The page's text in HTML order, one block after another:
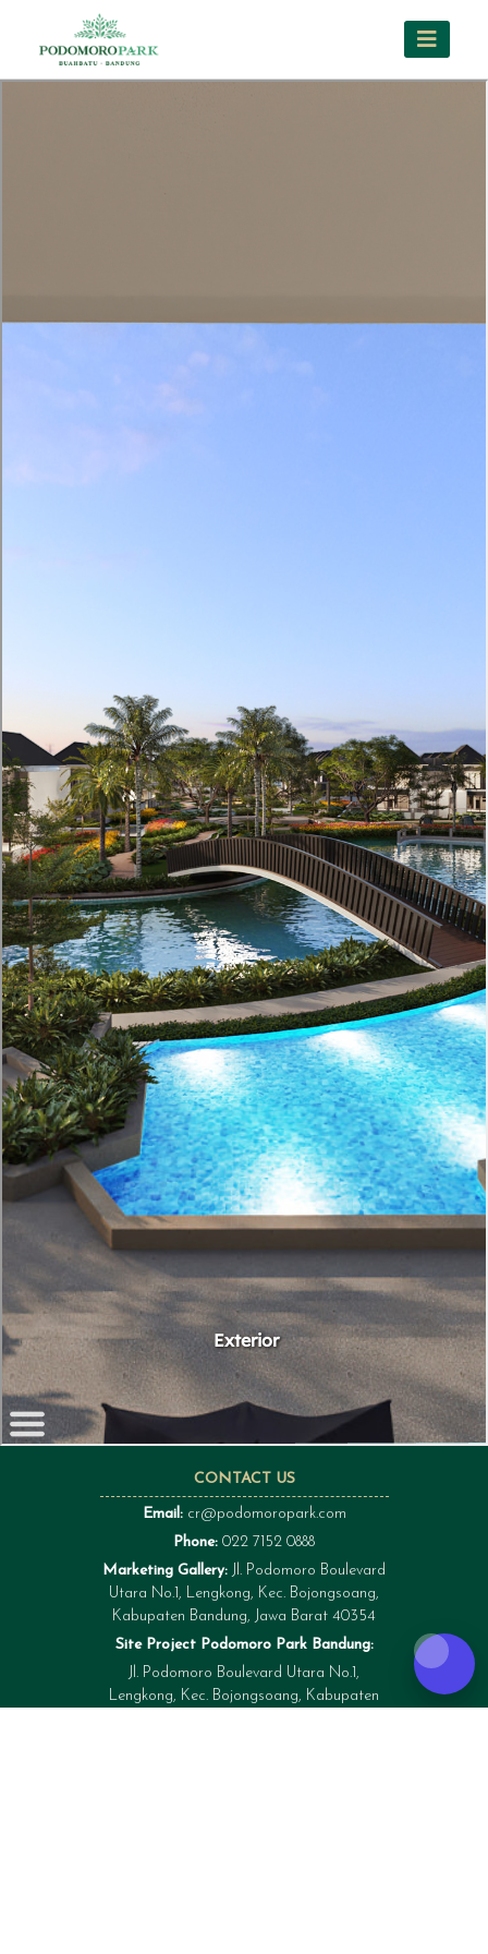
CONTACT US
Email: cr@podomoropark.com
Phone: 022 7152 0888
Marketing Gallery: Jl. Podomoro Boulevard
Utara No.1, Lengkong, Kec. Bojongsoang,
Kabupaten Bandung, Jawa Barat 40354
Site Project Podomoro Park Bandung:
Jl. Podomoro Boulevard Utara No.1,
Lengkong, Kec. Bojongsoang, Kabupaten